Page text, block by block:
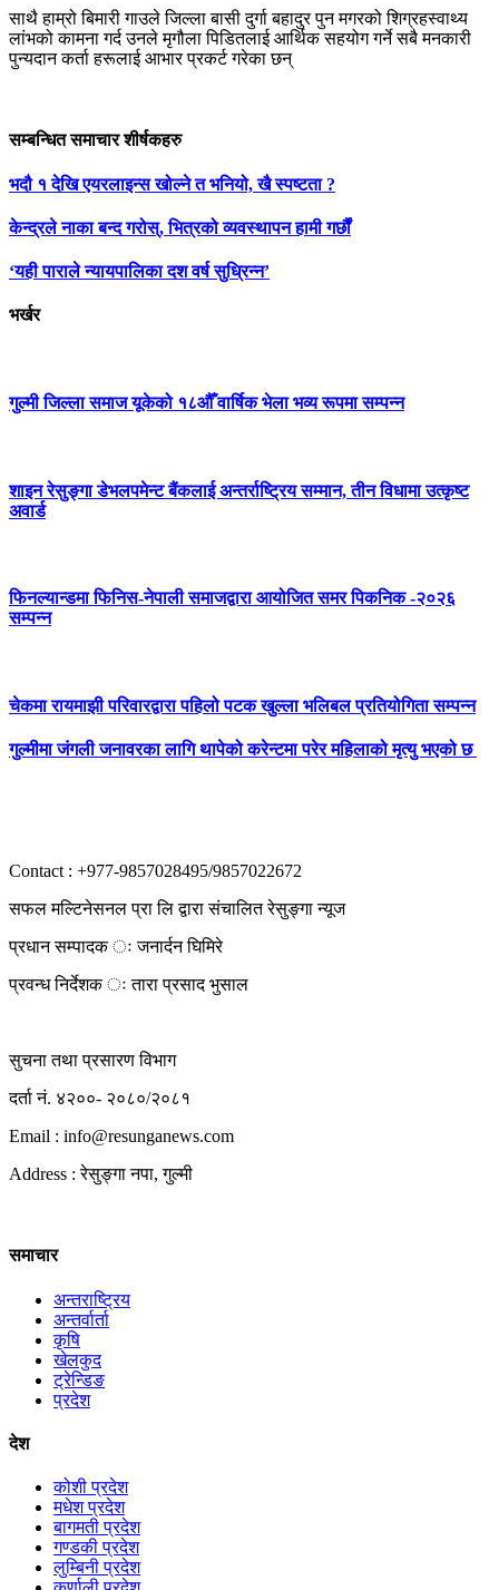
साथै हाम्रो बिमारी गाउले जिल्ला बासी दुर्गा बहादुर पुन मगरको शिग्रहस्वाथ्य
लांभको कामना गर्द उनले मृगौला पिडितलाई आर्थिक सहयोग गर्ने सबै मनकारी
पुन्यदान कर्ता हरूलाई आभार प्रकर्ट गरेका छन्
सम्बन्धित समाचार शीर्षकहरु
भदौ १ देखि एयरलाइन्स खोल्ने त भनियो, खै स्पष्टता ?
केन्द्रले नाका बन्द गरोस्, भित्रको व्यवस्थापन हामी गर्छौं
‘यही पाराले न्यायपालिका दश वर्ष सुध्रिन्न’
भर्खर
गुल्मी जिल्ला समाज यूकेको १८औँ वार्षिक भेला भव्य रूपमा सम्पन्न
शाइन रेसुङ्गा डेभलपमेन्ट बैंकलाई अन्तर्राष्ट्रिय सम्मान, तीन विधामा उत्कृष्ट
अवार्ड
फिनल्यान्डमा फिनिस-नेपाली समाजद्वारा आयोजित समर पिकनिक -२०२६
सम्पन्न
चेकमा रायमाझी परिवारद्वारा पहिलो पटक खुल्ला भलिबल प्रतियोगिता सम्पन्न
गुल्मीमा जंगली जनावरका लागि थापेको करेन्टमा परेर महिलाको मृत्यु भएको छ
Contact : +977-9857028495/9857022672
सफल मल्टिनेसनल प्रा लि द्वारा संचालित रेसुङ्गा न्यूज
प्रधान सम्पादक ः जनार्दन घिमिरे
प्रवन्ध निर्देशक ः तारा प्रसाद भुसाल
सुचना तथा प्रसारण विभाग
दर्ता नं. ४२००- २०८०/२०८१
Email : info@resunganews.com
Address : रेसुङ्गा नपा, गुल्मी
समाचार
अन्तराष्ट्रिय
अन्तर्वार्ता
कृषि
खेलकुद
ट्रेन्डिङ
प्रदेश
देश
कोशी प्रदेश
मधेश प्रदेश
बागमती प्रदेश
गण्डकी प्रदेश
लुम्बिनी प्रदेश